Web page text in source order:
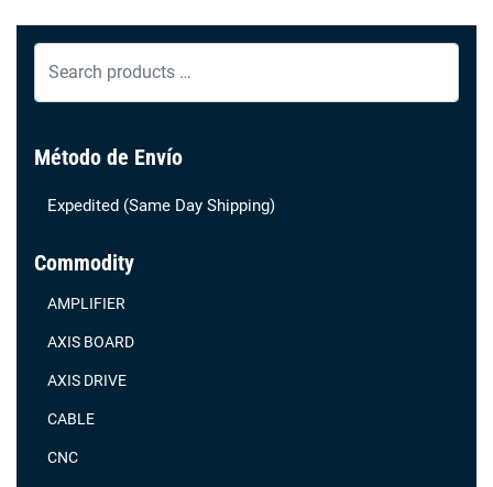
products
Método de Envío
Expedited (Same Day Shipping)
Commodity
AMPLIFIER
AXIS BOARD
AXIS DRIVE
CABLE
CNC